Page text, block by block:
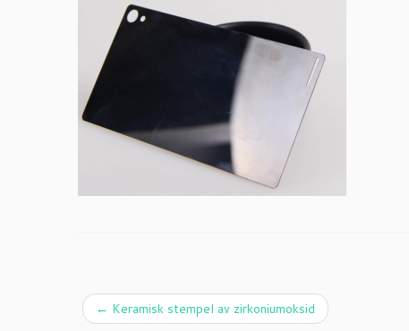
← Keramisk stempel av zirkoniumoksid